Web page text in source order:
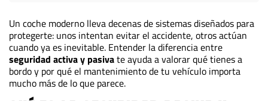
Un coche moderno lleva decenas de sistemas diseñados para
protegerte: unos intentan evitar el accidente, otros actúan
cuando ya es inevitable. Entender la diferencia entre
seguridad activa y pasivate ayuda a valorar qué tienes a
bordo y por qué el mantenimiento de tu vehículo importa
mucho más de lo que parece.